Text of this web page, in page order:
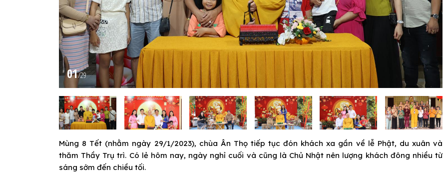
01/29
Mùng 8 Tết (nhằm ngày 29/1/2023), chùa Ân Thọ tiếp tục đón khách xa gần về lễ Phật, du xuân và
thăm Thầy Trụ trì. Có lẻ hôm nay, ngày nghỉ cuối và cũng là Chủ Nhật nên lượng khách đông nhiều từ
sáng sớm đến chiều tối.